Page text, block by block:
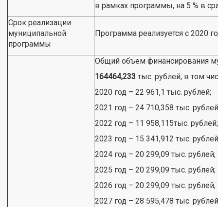
в рамках программы, на 5 % в
Срок реализации
муниципальной
программы
Программа реализуется с 2020
Общий объем финансирования
164464,233 тыс. рублей, в том
2020 год – 22 961,1 тыс. рублей;
2021 год – 24 710,358 тыс.
2022 год – 11 958,115тыс. рублей;
2023 год – 15 341,912 тыс.
2024 год – 20 299,09 тыс. рублей;
2025 год – 20 299,09 тыс. рублей;
2026 год – 20 299,09 тыс. рублей;
2027 год – 28 595,478 тыс.